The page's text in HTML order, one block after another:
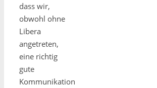
dass wir,
obwohl ohne
Libera
angetreten,
eine richtig
gute
Kommunikation